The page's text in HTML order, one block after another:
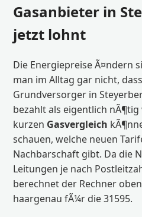
Gasanbieter in
jetzt lohnt
Die Energiepreise Ã¤ndern
man im Alltag gar nicht,
Grundversorger in
bezahlt als eigentlich
kurzen Gasvergleich
schauen, welche neuen
Nachbarschaft gibt. Da die
Leitungen je nach
berechnet der Rechner
haargenau fÃ¼r die 31595.